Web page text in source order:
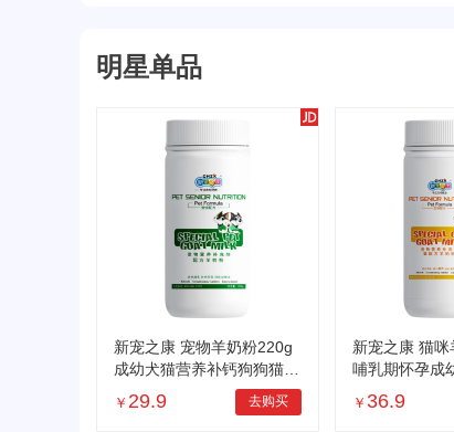
明星单品
新宠之康 宠物羊奶粉220g
成幼犬猫营养补钙狗狗猫咪
营养补充剂
￥ 29.9 去购买
新宠之康 猫
哺乳期怀孕成
蓝猫全阶段猫
￥ 36.9